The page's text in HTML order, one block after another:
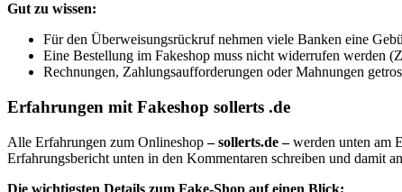
Gut zu wissen:
Für den Überweisungsrückruf nehmen viele Banken eine
Eine Bestellung im Fakeshop muss nicht widerrufen werden
Rechnungen, Zahlungsaufforderungen oder Mahnungen
Erfahrungen mit Fakeshop sollerts .de
Alle Erfahrungen zum Onlineshop– sollerts.de –werden unten am
Erfahrungsbericht unten in den Kommentaren schreiben und damit
Die wichtigsten Details zum Fake-Shop auf einen Blick: